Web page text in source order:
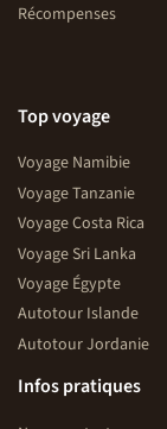
Récompenses
Top voyage
Voyage Namibie
Voyage Tanzanie
Voyage Costa Rica
Voyage Sri Lanka
Voyage Égypte
Autotour Islande
Autotour Jordanie
Infos pratiques